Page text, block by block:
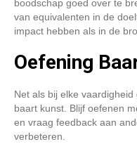
boodschap goed over te
van equivalenten in de
impact hebben als in de
Oefening
Net als bij elke
baart kunst. Blijf oefenen
en vraag feedback aan
verbeteren.